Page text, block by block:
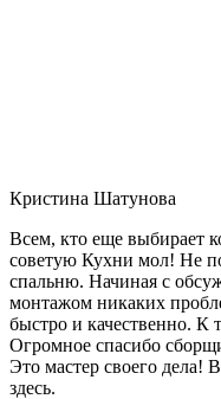
Кристина Шатунова
Всем, кто еще выбирает
советую Кухни мол! Не
спальню. Начиная с
монтажом никаких
быстро и качественно. К
Огромное спасибо
Это мастер своего дела!
здесь.